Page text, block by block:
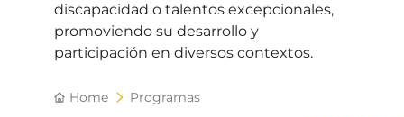
discapacidad o talentos excepcionales,
promoviendo su desarrollo y
participación en diversos contextos.
Home Programas